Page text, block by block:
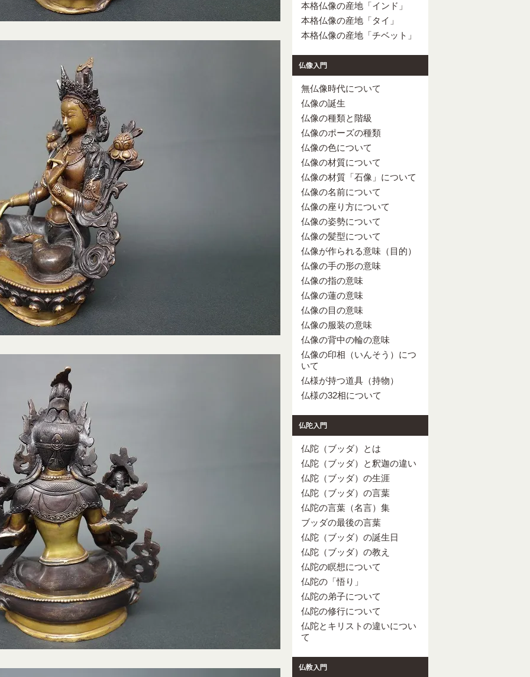
本格仏像の産地「インド」
本格仏像の産地「タイ」
本格仏像の産地「チベット」
無仏像時代について
仏像の誕生
仏像の種類と階級
仏像のポーズの種類
仏像の色について
仏像の材質について
仏像の材質「石像」について
仏像の名前について
仏像の座り方について
仏像の姿勢について
仏像の髪型について
仏像が作られる意味（目的）
仏像の手の形の意味
仏像の指の意味
仏像の蓮の意味
仏像の目の意味
仏像の服装の意味
仏像の背中の輪の意味
仏像の印相（いんそう）につ
いて
仏様が持つ道具（持物）
仏様の32相について
仏陀（ブッダ）とは
仏陀（ブッダ）と釈迦の違い
仏陀（ブッダ）の生涯
仏陀（ブッダ）の言葉
仏陀の言葉（名言）集
ブッダの最後の言葉
仏陀（ブッダ）の誕生日
仏陀（ブッダ）の教え
仏陀の瞑想について
仏陀の「悟り」
仏陀の弟子について
仏陀の修行について
仏陀とキリストの違いについ
て